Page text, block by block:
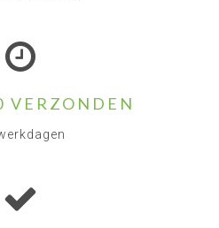
VERZONDEN